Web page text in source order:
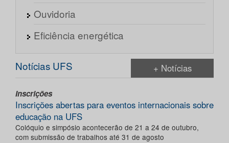
Ouvidoria
Eficiência energética
Notícias UFS + Notícias
Inscrições
Inscrições abertas para eventos internacionais sobre
educação na UFS
Colóquio e simpósio acontecerão de 21 a 24 de outubro,
com submissão de trabalhos até 31 de agosto